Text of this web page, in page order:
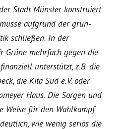
Stadt Münster konstruiert
aufgrund der grün-
schließen. In der
Grüne mehrfach gegen die
unterstützt, z.B. die
die Kita Süd e.V. oder
Haus. Die Sorgen und
Weise für den Wahlkampf
wie wenig seriös die